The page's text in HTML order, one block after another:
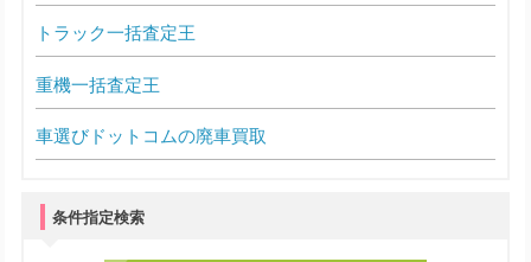
トラック一括査定王
重機一括査定王
車選びドットコムの廃車買取
条件指定検索